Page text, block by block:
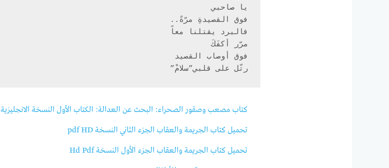
يا صاحبي
مرّر أكفَكَ
رتّل على قلبي”سلامْ”
كتاب مصعب وصقور الصحراء: البحث عن العدالة: الكتاب الأول النسخة الانجليزية
تحميل كتاب الجريمة والعقاب الجزء الثاني النسخة pdf HD
تحميل كتاب الجريمة والعقاب الجزء الأول النسخة Hd Pdf